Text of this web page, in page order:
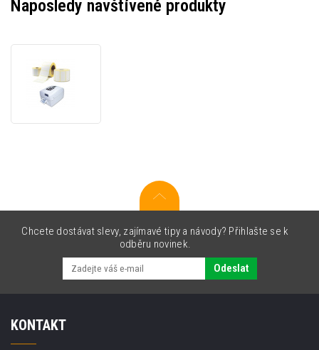
Naposledy navštívené produkty
2000ks,
Chcete dostávat slevy, zajímavé tipy a návody? Přihlašte se k
odběru novinek.
Odeslat
KONTAKT